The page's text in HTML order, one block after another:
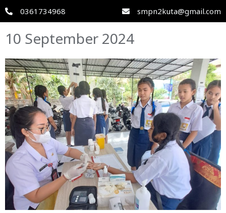
0361734968 smpn2kuta@gmail.com
10 September 2024